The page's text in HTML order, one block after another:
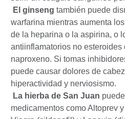
El ginseng también puede
warfarina mientras aumenta
de la heparina o la aspirina, o
antiinflamatorios no esteroides
naproxeno. Si tomas
puede causar dolores de
hiperactividad y nerviosismo.
La hierba de San Juan
medicamentos como Altoprev